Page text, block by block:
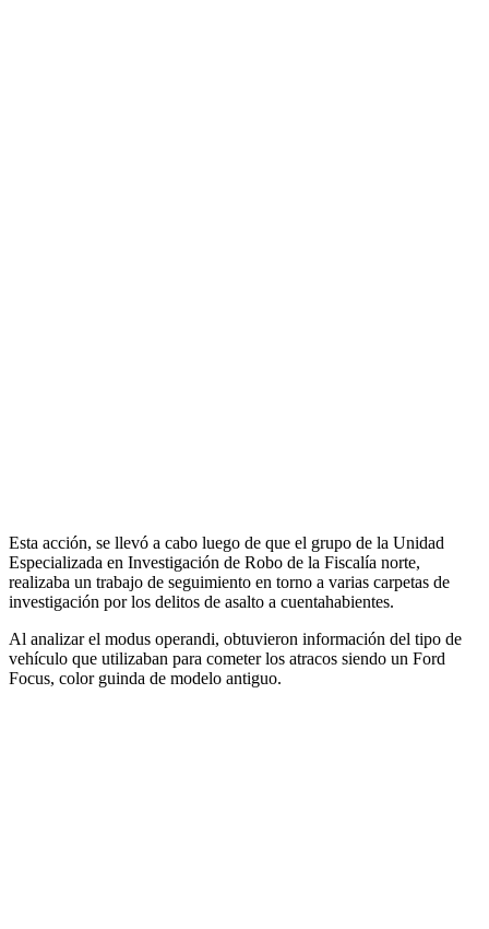
Esta acción, se llevó a cabo luego de que el grupo de la Unidad
Especializada en Investigación de Robo de la Fiscalía norte,
realizaba un trabajo de seguimiento en torno a varias carpetas de
investigación por los delitos de asalto a cuentahabientes.
Al analizar el modus operandi, obtuvieron información del tipo de
vehículo que utilizaban para cometer los atracos siendo un Ford
Focus, color guinda de modelo antiguo.